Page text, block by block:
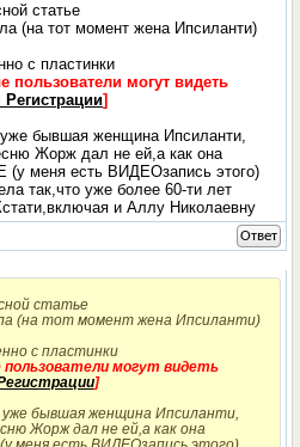
статье
(на тот момент жена Ипсиланти)
с пластинки
пользователи могут видеть
]
бывшая женщина Ипсиланти,
Жорж дал не ей,а как она
меня есть ВИДЕОзапись этого)
так,что уже более 60-ти лет
и Аллу Николаевну
Ответ
статье
(на тот момент жена Ипсиланти)
с пластинки
пользователи могут видеть
]
бывшая женщина Ипсиланти,
Жорж дал не ей,а как она